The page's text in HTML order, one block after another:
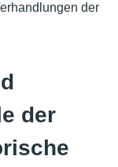
der
der